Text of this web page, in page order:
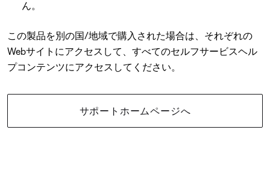
ん。
この製品を別の国/地域で購入された場合は、それぞれの
Webサイトにアクセスして、すべてのセルフサービスヘル
プコンテンツにアクセスしてください。
サポートホームページへ